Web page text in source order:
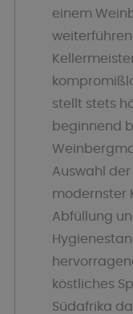
einem
stellt stets
beginnend
Auswahl der
modernster
Abfüllung
köstliches
Südafrika